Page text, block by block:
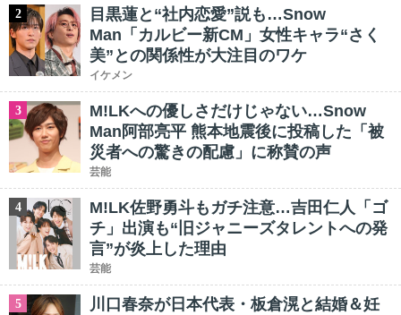
2
目黒蓮と“社内恋愛”説も…Snow
Man「カルビー新CM」女性キャラ“さく
美”との関係性が大注目のワケ
イケメン
3
M!LKへの優しさだけじゃない…Snow
Man阿部亮平 熊本地震後に投稿した「被
災者への驚きの配慮」に称賛の声
芸能
4
M!LK佐野勇斗もガチ注意…吉田仁人「ゴ
チ」出演も“旧ジャニーズタレントへの発
言”が炎上した理由
芸能
5
川口春奈が日本代表・板倉滉と結婚＆妊